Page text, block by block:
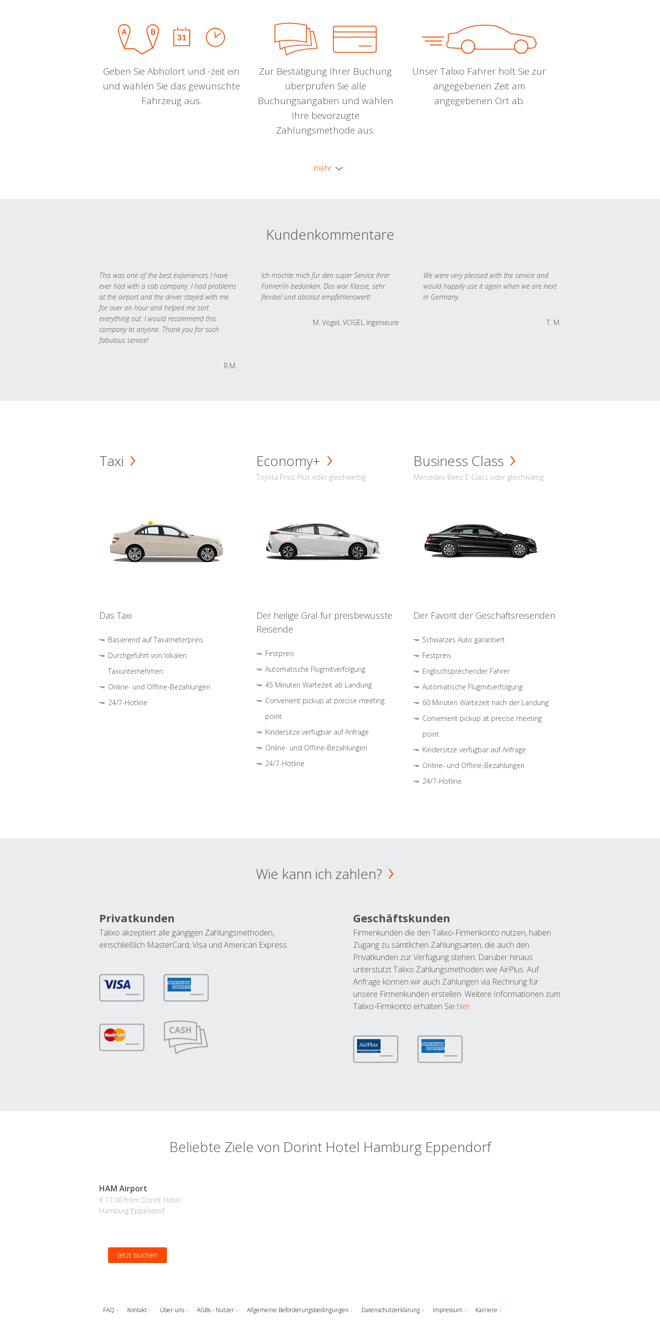
Geben Sie Abholort und -zeit ein
und wählen Sie das gewünschte
Fahrzeug aus.
Zur Bestätigung Ihrer Buchung
überprüfen Sie alle
Buchungsangaben und wählen
Ihre bevorzugte
Zahlungsmethode aus.
Unser Talixo Fahrer holt Sie zur
angegebenen Zeit am
angegebenen Ort ab.
mehr
Kundenkommentare
This was one of the best experiences I have
ever had with a cab company. I had problems
at the airport and the driver stayed with me
for over an hour and helped me sort
everything out. I would recommend this
company to anyone. Thank you for such
fabulous service!
R.M.
Ich möchte mich für den super Service Ihrer
Fahrer/in bedanken. Das war Klasse, sehr
flexibel und absolut empfehlenswert!
M. Vogel, VOGEL Ingenieure
We were very pleased with the service and
would happily use it again when we are next
in Germany.
T. M.
Taxi
Das Taxi
Basierend auf Taxameterpreis
Durchgeführt von lokalen
Taxiunternehmen
Online- und Offline-Bezahlungen
24/7-Hotline
Economy+
Toyota Prius Plus oder gleichwertig
Der heilige Gral für preisbewusste
Reisende
Festpreis
Automatische Flugmitverfolgung
45 Minuten Wartezeit ab Landung
Convenient pickup at precise meeting
point
Kindersitze verfügbar auf Anfrage
Online- und Offline-Bezahlungen
24/7-Hotline
Business Class
Mercedes-Benz E-Class oder gleichwärtig
Der Favorit der Geschäftsreisenden
Schwarzes Auto garantiert
Festpreis
Englischsprechender Fahrer
Automatische Flugmitverfolgung
60 Minuten Wartezeit nach der Landung
Convenient pickup at precise meeting
point
Kindersitze verfügbar auf Anfrage
Online- und Offline-Bezahlungen
24/7-Hotline
Wie kann ich zahlen?
Privatkunden
Talixo akzeptiert alle gängigen Zahlungsmethoden,
einschließlich MasterCard, Visa und American Express.
Geschäftskunden
Firmenkunden die den Talixo-Firmenkonto nutzen, haben
Zugang zu sämtlichen Zahlungsarten, die auch den
Privatkunden zur Verfügung stehen. Darüber hinaus
unterstützt Talixo Zahlungsmethoden wie AirPlus. Auf
Anfrage können wir auch Zahlungen via Rechnung für
unsere Firmenkunden erstellen. Weitere Informationen zum
Talixo-Firmkonto erhalten Sie hier.
Beliebte Ziele von Dorint Hotel Hamburg Eppendorf
HAM Airport
€ 17.00 from Dorint Hotel
Hamburg Eppendorf
Jetzt buchen
FAQ Kontakt Über uns AGBs - Nutzer Allgemeine Beförderungsbedingungen Datenschutzerklärung Impressum Karriere